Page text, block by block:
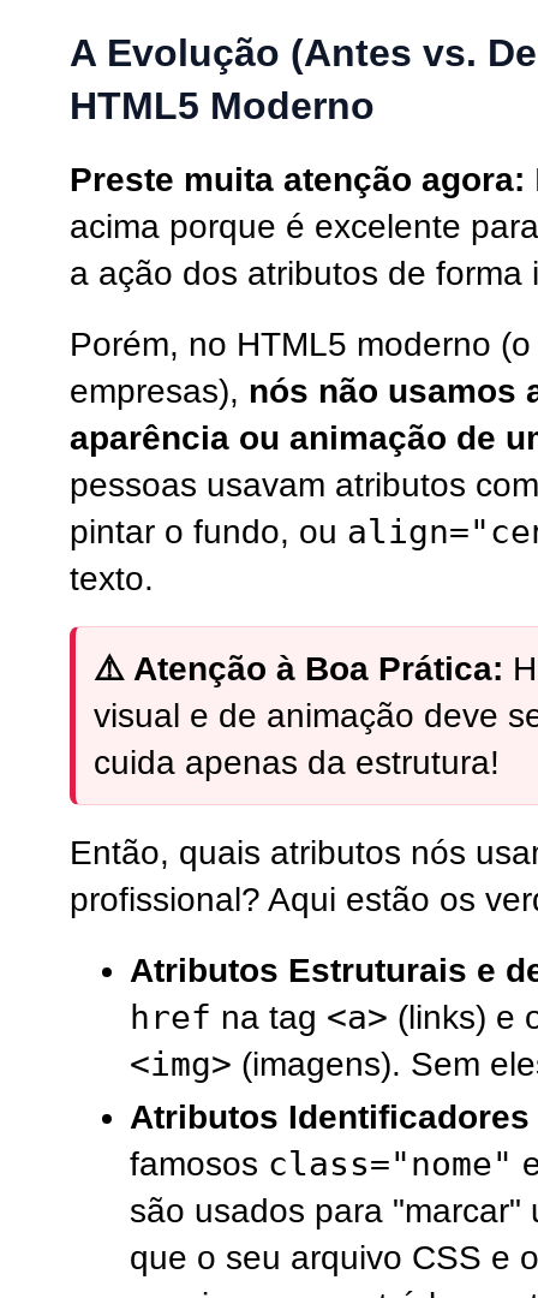
A Evolução (Antes vs.
HTML5 Moderno
Preste muita atenção agora:
acima porque é excelente
a ação dos atributos de forma
Porém, no HTML5 moderno
empresas), nós não usamos
aparência ou animação de
pessoas usavam atributos
pintar o fundo, ou
texto.
⚠️ Atenção à Boa Prática:
visual e de animação deve
cuida apenas da estrutura!
Então, quais atributos nós
profissional? Aqui estão os
Atributos Estruturais e
href na tag <a> (links) e
<img> (imagens). Sem
Atributos Identificadores
famosos class="nome"
são usados para "marcar"
que o seu arquivo CSS e